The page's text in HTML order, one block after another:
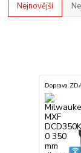
Nejnovější
Doprava